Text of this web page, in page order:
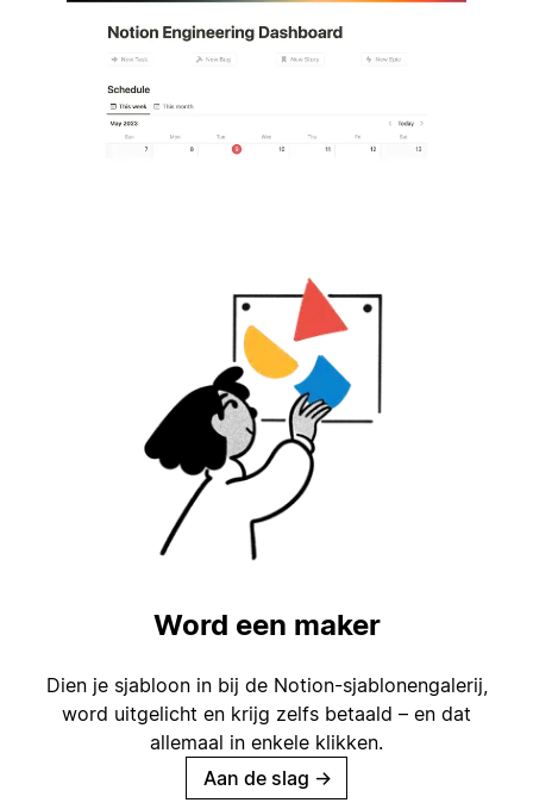
Word een maker
Dien je sjabloon in bij de Notion-sjablonengalerij,
word uitgelicht en krijg zelfs betaald – en dat
allemaal in enkele klikken.
Aan de slag →